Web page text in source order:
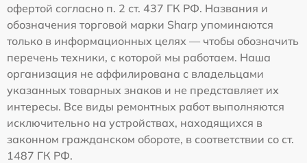
офертой согласно п. 2 ст. 437 ГК РФ. Названия и
обозначения торговой марки Sharp упоминаются
только в информационных целях — чтобы обозначить
перечень техники, с которой мы работаем. Наша
организация не аффилирована с владельцами
указанных товарных знаков и не представляет их
интересы. Все виды ремонтных работ выполняются
исключительно на устройствах, находящихся в
законном гражданском обороте, в соответствии со ст.
1487 ГК РФ.